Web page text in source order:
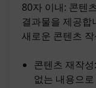
80자 이내: 콘텐
결과물을 제공합
새로운 콘텐츠
콘텐츠 재작
없는 내용으